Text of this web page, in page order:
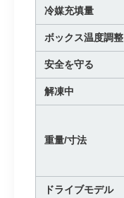
冷媒充填量
ボックス温度調整
安全を守る
解凍中
重量/寸法
ドライブモデル